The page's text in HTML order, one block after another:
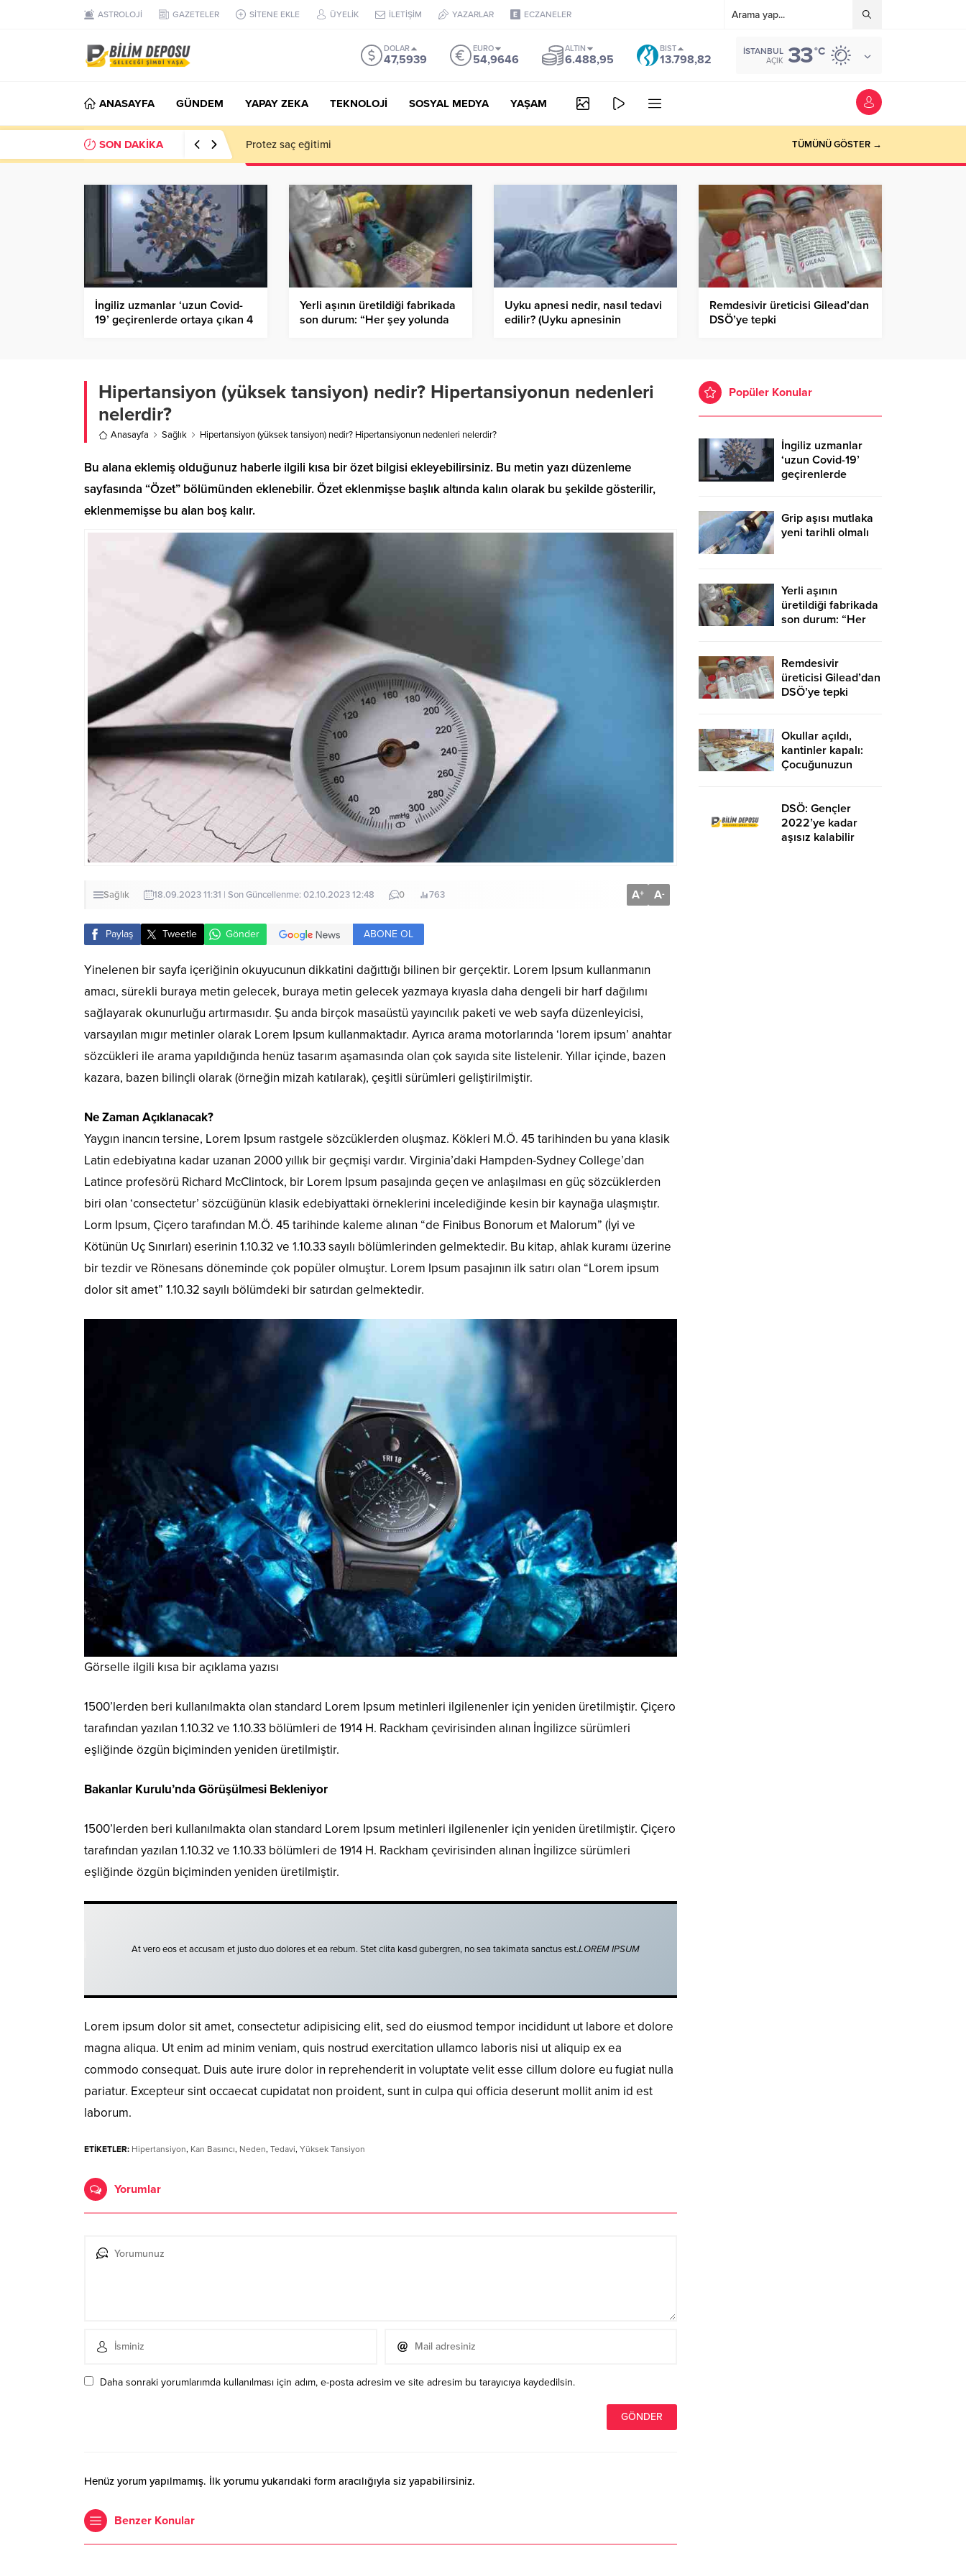
ASTROLOJİ GAZETELER SİTENE EKLE ÜYELİK İLETİŞİM YAZARLAR ECZANELER
DOLAR
47,5939
EURO
54,9646
ALTIN
6.488,95
BIST
13.798,82
İSTANBUL
AÇIK 33°C
ANASAYFA GÜNDEM YAPAY ZEKA TEKNOLOJİ SOSYAL MEDYA YAŞAM
SON DAKİKA EN İYİ 10 YAPAY ZEKA VİDEO OLUŞTURUCU TÜMÜNÜ GÖSTER →
İngiliz uzmanlar ‘uzun Covid-
19’ geçirenlerde ortaya çıkan 4
Yerli aşının üretildiği fabrikada
son durum: “Her şey yolunda
Uyku apnesi nedir, nasıl tedavi
edilir? (Uyku apnesinin
Remdesivir üreticisi Gilead’dan
DSÖ’ye tepki
Hipertansiyon (yüksek tansiyon) nedir? Hipertansiyonun nedenleri
nelerdir?
Anasayfa Sağlık Hipertansiyon (yüksek tansiyon) nedir? Hipertansiyonun nedenleri nelerdir?
Bu alana eklemiş olduğunuz haberle ilgili kısa bir özet bilgisi ekleyebilirsiniz. Bu metin yazı düzenleme
sayfasında “Özet” bölümünden eklenebilir. Özet eklenmişse başlık altında kalın olarak bu şekilde gösterilir,
eklenmemişse bu alan boş kalır.
Sağlık 18.09.2023 11:31 | Son Güncellenme: 02.10.2023 12:48 0 763 A+ A-
Paylaş Tweetle Gönder ABONE OL
Yinelenen bir sayfa içeriğinin okuyucunun dikkatini dağıttığı bilinen bir gerçektir. Lorem Ipsum kullanmanın
amacı, sürekli buraya metin gelecek, buraya metin gelecek yazmaya kıyasla daha dengeli bir harf dağılımı
sağlayarak okunurluğu artırmasıdır. Şu anda birçok masaüstü yayıncılık paketi ve web sayfa düzenleyicisi,
varsayılan mıgır metinler olarak Lorem Ipsum kullanmaktadır. Ayrıca arama motorlarında ‘lorem ipsum’ anahtar
sözcükleri ile arama yapıldığında henüz tasarım aşamasında olan çok sayıda site listelenir. Yıllar içinde, bazen
kazara, bazen bilinçli olarak (örneğin mizah katılarak), çeşitli sürümleri geliştirilmiştir.
Ne Zaman Açıklanacak?
Yaygın inancın tersine, Lorem Ipsum rastgele sözcüklerden oluşmaz. Kökleri M.Ö. 45 tarihinden bu yana klasik
Latin edebiyatına kadar uzanan 2000 yıllık bir geçmişi vardır. Virginia’daki Hampden-Sydney College’dan
Latince profesörü Richard McClintock, bir Lorem Ipsum pasajında geçen ve anlaşılması en güç sözcüklerden
biri olan ‘consectetur’ sözcüğünün klasik edebiyattaki örneklerini incelediğinde kesin bir kaynağa ulaşmıştır.
Lorm Ipsum, Çiçero tarafından M.Ö. 45 tarihinde kaleme alınan “de Finibus Bonorum et Malorum” (İyi ve
Kötünün Uç Sınırları) eserinin 1.10.32 ve 1.10.33 sayılı bölümlerinden gelmektedir. Bu kitap, ahlak kuramı üzerine
bir tezdir ve Rönesans döneminde çok popüler olmuştur. Lorem Ipsum pasajının ilk satırı olan “Lorem ipsum
dolor sit amet” 1.10.32 sayılı bölümdeki bir satırdan gelmektedir.
Görselle ilgili kısa bir açıklama yazısı
1500’lerden beri kullanılmakta olan standard Lorem Ipsum metinleri ilgilenenler için yeniden üretilmiştir. Çiçero
tarafından yazılan 1.10.32 ve 1.10.33 bölümleri de 1914 H. Rackham çevirisinden alınan İngilizce sürümleri
eşliğinde özgün biçiminden yeniden üretilmiştir.
Bakanlar Kurulu’nda Görüşülmesi Bekleniyor
1500’lerden beri kullanılmakta olan standard Lorem Ipsum metinleri ilgilenenler için yeniden üretilmiştir. Çiçero
tarafından yazılan 1.10.32 ve 1.10.33 bölümleri de 1914 H. Rackham çevirisinden alınan İngilizce sürümleri
eşliğinde özgün biçiminden yeniden üretilmiştir.
At vero eos et accusam et justo duo dolores et ea rebum. Stet clita kasd gubergren, no sea takimata sanctus est.LOREM IPSUM
Lorem ipsum dolor sit amet, consectetur adipisicing elit, sed do eiusmod tempor incididunt ut labore et dolore
magna aliqua. Ut enim ad minim veniam, quis nostrud exercitation ullamco laboris nisi ut aliquip ex ea
commodo consequat. Duis aute irure dolor in reprehenderit in voluptate velit esse cillum dolore eu fugiat nulla
pariatur. Excepteur sint occaecat cupidatat non proident, sunt in culpa qui officia deserunt mollit anim id est
laborum.
ETİKETLER: Hipertansiyon, Kan Basıncı, Neden, Tedavi, Yüksek Tansiyon
Yorumlar
Daha sonraki yorumlarımda kullanılması için adım, e-posta adresim ve site adresim bu tarayıcıya kaydedilsin.
Henüz yorum yapılmamış. İlk yorumu yukarıdaki form aracılığıyla siz yapabilirsiniz.
Benzer Konular
Popüler Konular
İngiliz uzmanlar
‘uzun Covid-19’
geçirenlerde
çekti
Grip aşısı mutlaka
yeni tarihli olmalı
Yerli aşının
üretildiği fabrikada
son durum: “Her
hazır”
Remdesivir
üreticisi Gilead’dan
DSÖ’ye tepki
Okullar açıldı,
kantinler kapalı:
Çocuğunuzun
çantasıyla koruyun
DSÖ: Gençler
2022’ye kadar
aşısız kalabilir